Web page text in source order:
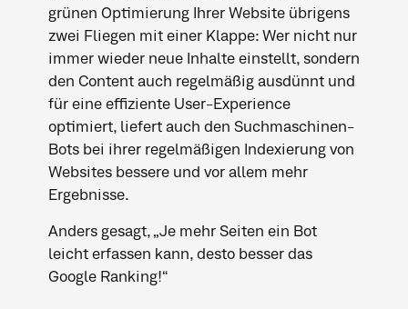
grünen Optimierung Ihrer Website übrigens
zwei Fliegen mit einer Klappe: Wer nicht nur
immer wieder neue Inhalte einstellt, sondern
den Content auch regelmäßig ausdünnt und
für eine effiziente User-Experience
optimiert, liefert auch den Suchmaschinen-
Bots bei ihrer regelmäßigen Indexierung von
Websites bessere und vor allem mehr
Ergebnisse.
Anders gesagt, „Je mehr Seiten ein Bot
leicht erfassen kann, desto besser das
Google Ranking!“